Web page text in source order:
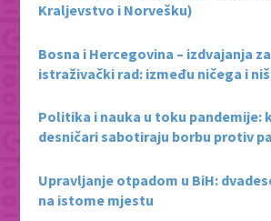
Kraljevstvo i Norvešku)
Bosna i Hercegovina – izdvajanja
istraživački rad: između ničega i
Politika i nauka u toku pandemije:
desničari sabotiraju borbu protiv
Upravljanje otpadom u BiH:
na istome mjestu